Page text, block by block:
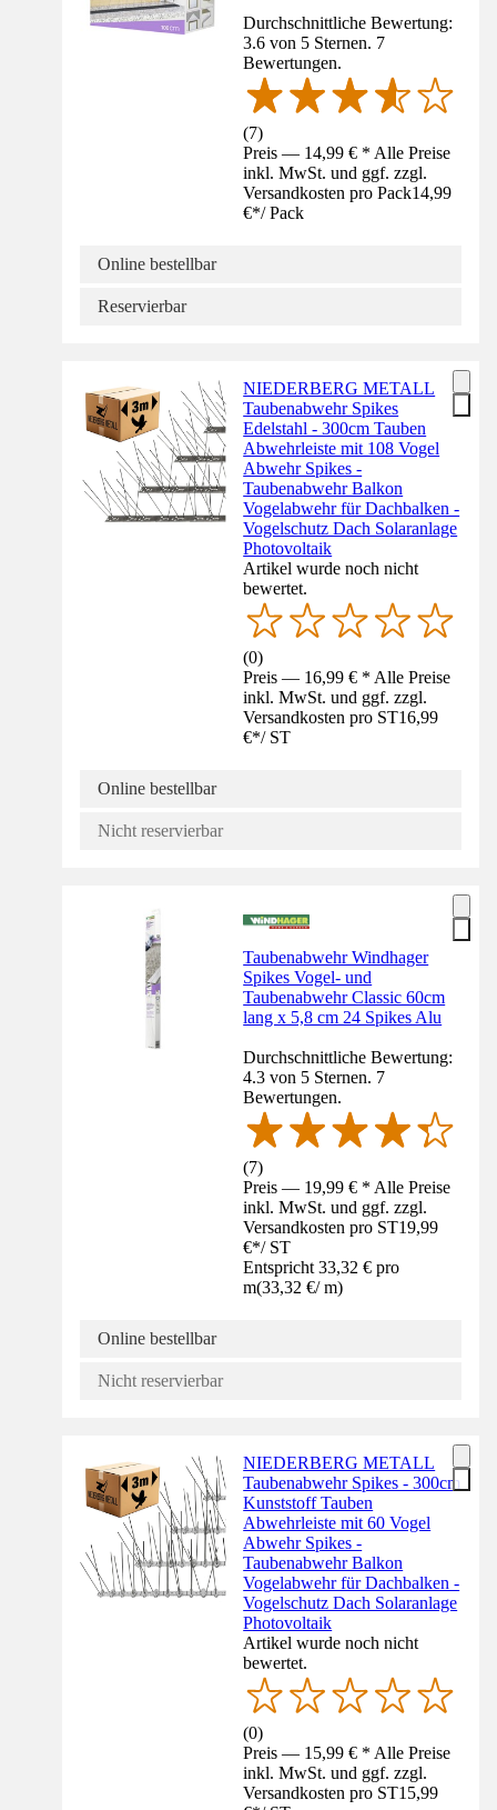
Durchschnittliche Bewertung:
3.6 von 5 Sternen. 7
Bewertungen.
(7)
Preis — 14,99 € * Alle Preise
inkl. MwSt. und ggf. zzgl.
Versandkosten pro Pack14,99
€*/ Pack
Online bestellbar
Reservierbar
NIEDERBERG METALL
Taubenabwehr Spikes
Edelstahl - 300cm Tauben
Abwehrleiste mit 108 Vogel
Abwehr Spikes -
Taubenabwehr Balkon
Vogelabwehr für Dachbalken -
Vogelschutz Dach Solaranlage
Photovoltaik
Artikel wurde noch nicht
bewertet.
(0)
Preis — 16,99 € * Alle Preise
inkl. MwSt. und ggf. zzgl.
Versandkosten pro ST16,99
€*/ ST
Online bestellbar
Nicht reservierbar
Taubenabwehr Windhager
Spikes Vogel- und
Taubenabwehr Classic 60cm
lang x 5,8 cm 24 Spikes Alu
Durchschnittliche Bewertung:
4.3 von 5 Sternen. 7
Bewertungen.
(7)
Preis — 19,99 € * Alle Preise
inkl. MwSt. und ggf. zzgl.
Versandkosten pro ST19,99
€*/ ST
Entspricht 33,32 € pro
m(33,32 €/ m)
Online bestellbar
Nicht reservierbar
NIEDERBERG METALL
Taubenabwehr Spikes - 300cm
Kunststoff Tauben
Abwehrleiste mit 60 Vogel
Abwehr Spikes -
Taubenabwehr Balkon
Vogelabwehr für Dachbalken -
Vogelschutz Dach Solaranlage
Photovoltaik
Artikel wurde noch nicht
bewertet.
(0)
Preis — 15,99 € * Alle Preise
inkl. MwSt. und ggf. zzgl.
Versandkosten pro ST15,99